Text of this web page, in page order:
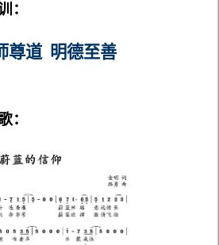
：
尊道 明德至善
：